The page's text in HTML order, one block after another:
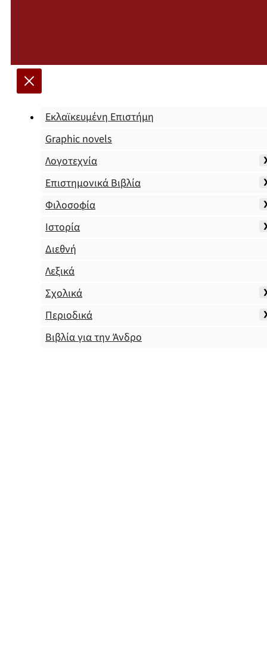
Εκλαϊκευμένη Επιστήμη
Graphic novels
Λογοτεχνία
Επιστημονικά Βιβλία
Φιλοσοφία
Ιστορία
Διεθνή
Λεξικά
Σχολικά
Περιοδικά
Βιβλία για την Άνδρο